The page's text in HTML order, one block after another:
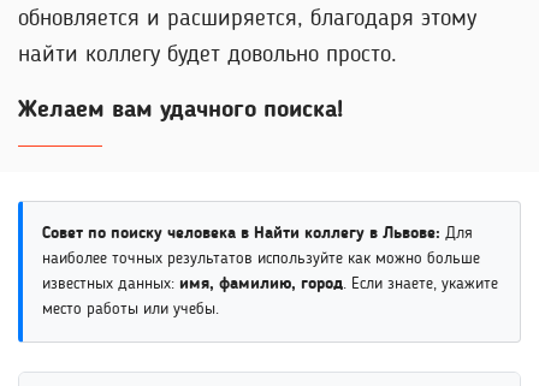
обновляется и расширяется, благодаря этому
найти коллегу будет довольно просто.
Желаем вам удачного поиска!
Совет по поиску человека в Найти коллегу в Львове: Для
наиболее точных результатов используйте как можно больше
известных данных: имя, фамилию, город. Если знаете, укажите
место работы или учебы.